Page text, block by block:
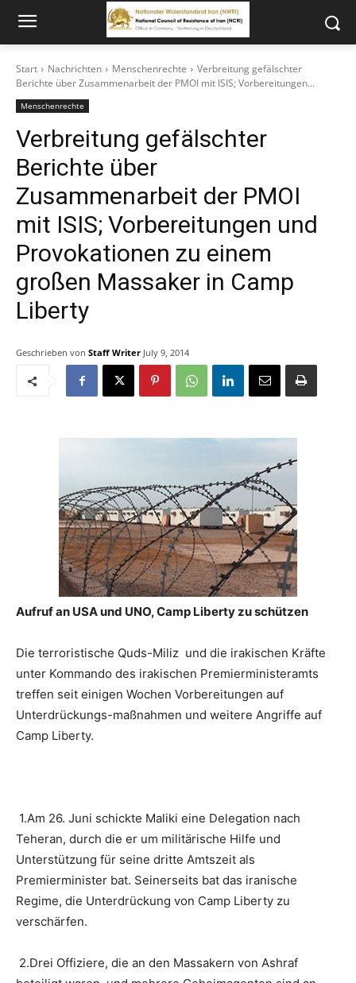
Start Nachrichten Menschenrechte
Verbreitung gefälschter
Berichte über Zusammenarbeit der PMOI mit ISIS; Vorbereitungen...
Menschenrechte
Verbreitung gefälschter
Berichte über
Zusammenarbeit der PMOI
mit ISIS; Vorbereitungen und
Provokationen zu einem
großen Massaker in Camp
Liberty
Geschrieben von Staff Writer July 9, 2014
Aufruf an USA und UNO, Camp Liberty zu schützen
Die terroristische Quds-Miliz und die irakischen Kräfte
unter Kommando des irakischen Premierministeramts
treffen seit einigen Wochen Vorbereitungen auf
Unterdrückungs-maßnahmen und weitere Angriffe auf
Camp Liberty.
1.Am 26. Juni schickte Maliki eine Delegation nach
Teheran, durch die er um militärische Hilfe und
Unterstützung für seine dritte Amtszeit als
Premierminister bat. Seinerseits bat das iranische
Regime, die Unterdrückung von Camp Liberty zu
verschärfen.
2.Drei Offiziere, die an den Massakern von Ashraf